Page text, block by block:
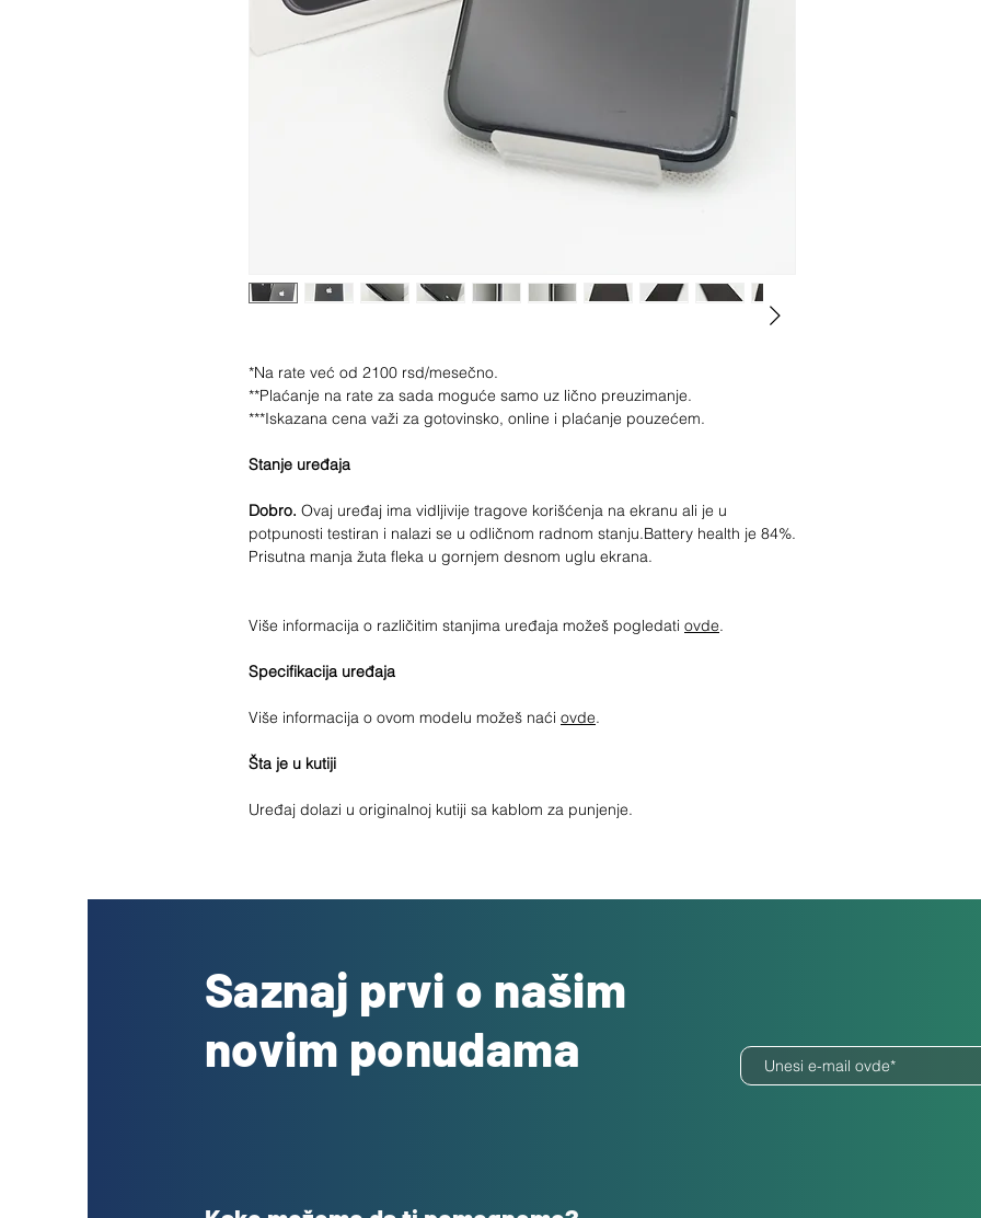
*Na rate već od 2100 rsd/mesečno.
**Plaćanje na rate za sada moguće samo uz lično preuzimanje.
***Iskazana cena važi za gotovinsko, online i plaćanje pouzećem.
Stanje uređaja
Dobro. Ovaj uređaj ima vidljivije tragove korišćenja na ekranu ali je u
potpunosti testiran i nalazi se u odličnom radnom stanju.Battery health je 84%.
Prisutna manja žuta fleka u gornjem desnom uglu ekrana.
Više informacija o različitim stanjima uređaja možeš pogledati ovde.
Specifikacija uređaja
Više informacija o ovom modelu možeš naći ovde.
Šta je u kutiji
Uređaj dolazi u originalnoj kutiji sa kablom za punjenje.
Saznaj prvi o našim
novim ponudama